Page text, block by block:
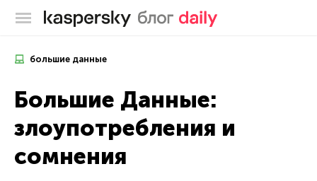
Блог Касперского
большие данные
Большие Данные:
злоупотребления и
сомнения